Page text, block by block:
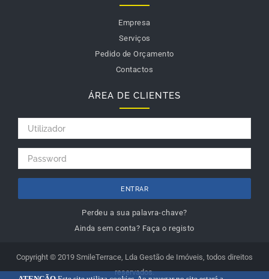
Empresa
Serviços
Pedido de Orçamento
Contactos
ÁREA DE CLIENTES
ENTRAR
Perdeu a sua palavra-chave?
Ainda sem conta? Faça o registo
Copyright © 2019 SmileTerrace, Lda Gestão de Imóveis, todos direitos
reservados.